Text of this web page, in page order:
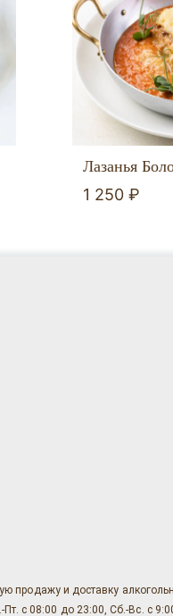
Лазанья
1 250 ₽
продажу и доставку
с 08:00 до 23:00, Сб.-Вс. с